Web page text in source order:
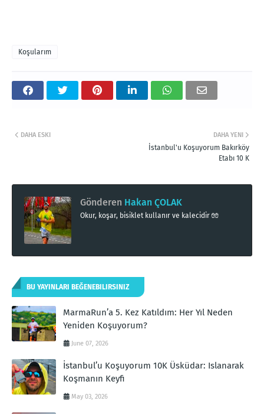
Koşularım
DAHA YENI
İstanbul'u Koşuyorum Bakırköy
Etabı 10 K
DAHA ESKI
Gönderen Hakan ÇOLAK
Okur, koşar, bisiklet kullanır ve kalecidir 🧤
BU YAYINLARI BEĞENEBILIRSINIZ
MarmaRun’a 5. Kez Katıldım: Her Yıl Neden
Yeniden Koşuyorum?
June 07, 2026
İstanbul’u Koşuyorum 10K Üsküdar: Islanarak
Koşmanın Keyfi
May 03, 2026